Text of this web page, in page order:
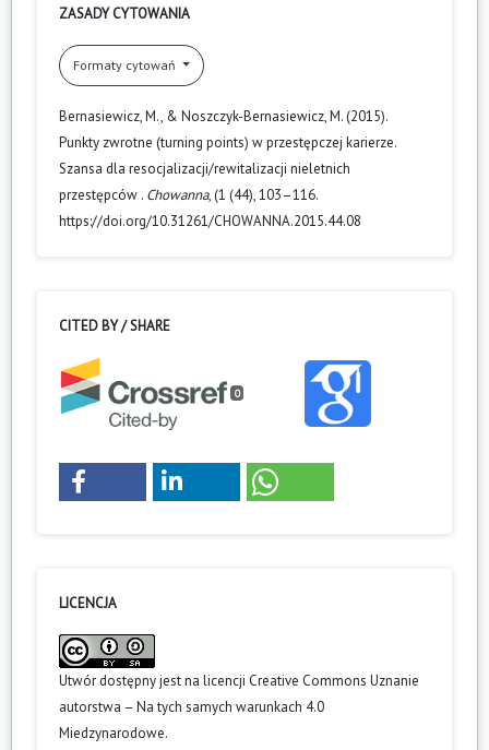
ZASADY CYTOWANIA
Formaty cytowań
Bernasiewicz, M., & Noszczyk-Bernasiewicz, M. (2015).
Punkty zwrotne (turning points) w przestępczej karierze.
Szansa dla resocjalizacji/rewitalizacji nieletnich
przestępców . Chowanna, (1 (44), 103–116.
https://doi.org/10.31261/CHOWANNA.2015.44.08
CITED BY / SHARE
0
LICENCJA
Utwór dostępny jest na licencji Creative Commons Uznanie
autorstwa – Na tych samych warunkach 4.0
Miedzynarodowe.